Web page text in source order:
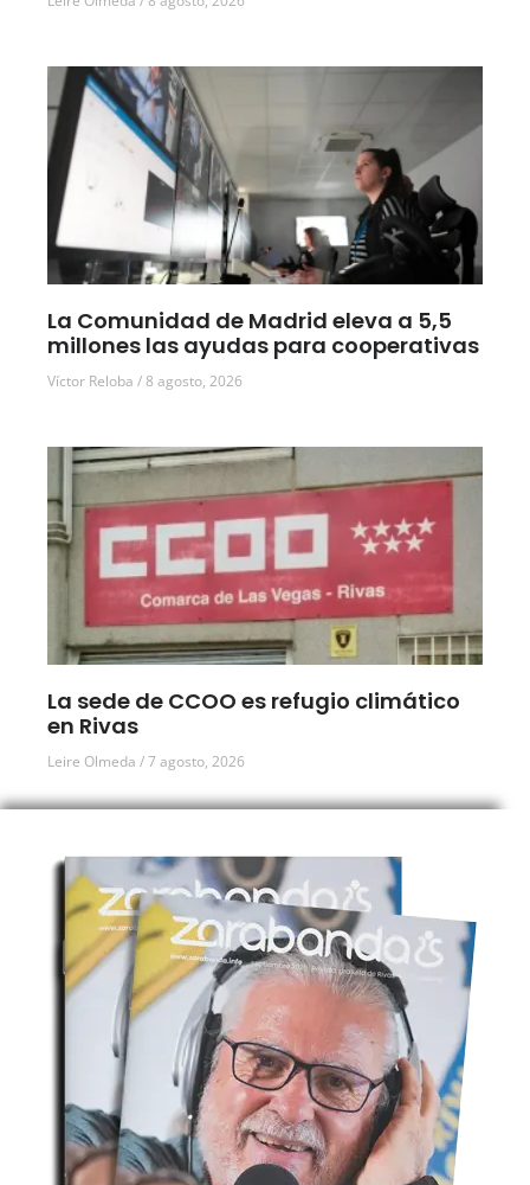
La Comunidad de Madrid eleva a 5,5
millones las ayudas para cooperativas
Víctor Reloba 8 agosto, 2026
La sede de CCOO es refugio climático
en Rivas
Leire Olmeda 7 agosto, 2026